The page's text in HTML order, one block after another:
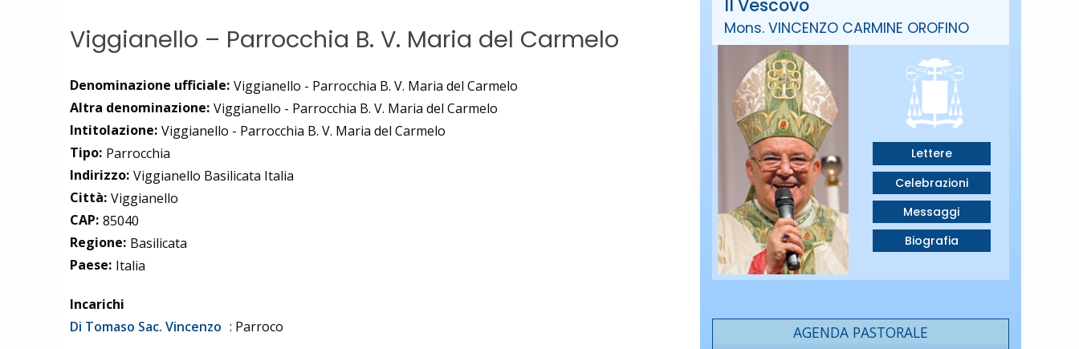
Viggianello – Parrocchia B. V. Maria del Carmelo
Denominazione ufficiale: Viggianello - Parrocchia B. V. Maria del Carmelo
Altra denominazione: Viggianello - Parrocchia B. V. Maria del Carmelo
Intitolazione: Viggianello - Parrocchia B. V. Maria del Carmelo
Tipo: Parrocchia
Indirizzo: Viggianello Basilicata Italia
Città: Viggianello
CAP: 85040
Regione: Basilicata
Paese: Italia
Incarichi
Di Tomaso Sac. Vincenzo : Parroco
Il Vescovo
Mons. VINCENZO CARMINE OROFINO
Lettere
Celebrazioni
Messaggi
Biografia
AGENDA PASTORALE